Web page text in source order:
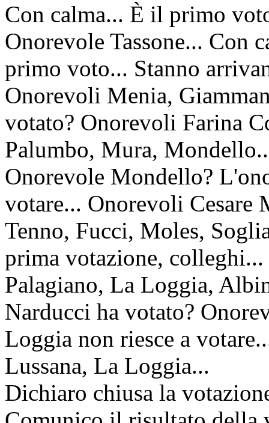
Con calma... È il primo
Onorevole Tassone... Con
primo voto... Stanno
Onorevoli Menia,
votato? Onorevoli Farina
Palumbo, Mura,
Onorevole Mondello?
votare... Onorevoli
Tenno, Fucci, Moles,
prima votazione,
Palagiano, La Loggia,
Narducci ha votato?
Loggia non riesce a
Lussana, La Loggia...
Dichiaro chiusa la